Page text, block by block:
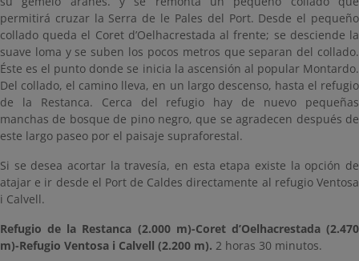
permitirá cruzar la Serra de le Pales del Port. Desde el pequeño
collado queda el Coret d’Oelhacrestada al frente; se desciende la
suave loma y se suben los pocos metros que separan del collado.
Éste es el punto donde se inicia la ascensión al popular Montardo.
Del collado, el camino lleva, en un largo descenso, hasta el refugio
de la Restanca. Cerca del refugio hay de nuevo pequeñas
manchas de bosque de pino negro, que se agradecen después de
este largo paseo por el paisaje supraforestal.
Si se desea acortar la travesía, en esta etapa existe la opción de
atajar e ir desde el Port de Caldes directamente al refugio Ventosa
i Calvell.
Refugio de la Restanca (2.000 m)-Coret d’Oelhacrestada (2.470
m)-Refugio Ventosa i Calvell (2.200 m). 2 horas 30 minutos.